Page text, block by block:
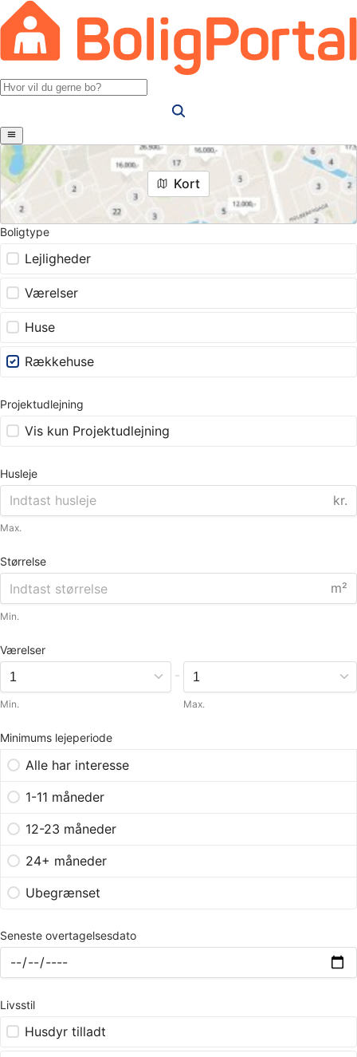
Kort
Boligtype
Lejligheder
Værelser
Huse
Rækkehuse
Projektudlejning
Vis kun Projektudlejning
Husleje
kr.
Max.
Størrelse
m²
Min.
Værelser
Min.
-
Max.
Minimums lejeperiode
Alle har interesse
1-11 måneder
12-23 måneder
24+ måneder
Ubegrænset
Seneste overtagelsesdato
Livsstil
Husdyr tilladt